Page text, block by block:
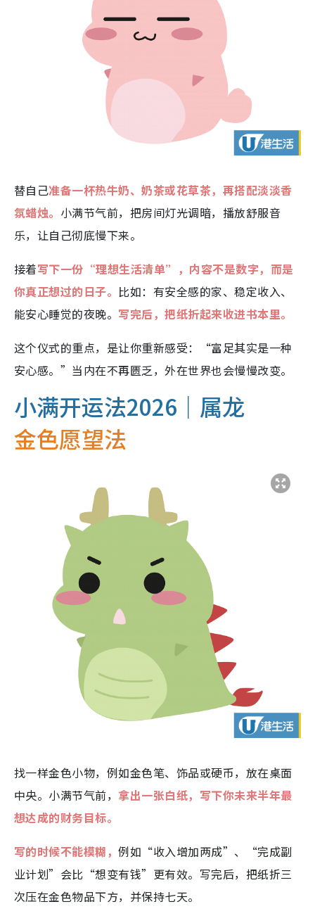
替自己准备一杯热牛奶、奶茶或花草茶，再搭配淡淡香
氛蜡烛。 小满节气前，把房间灯光调暗，播放舒服音
乐，让自己彻底慢下来。
接着写下一份“理想生活清单”，内容不是数字，而是
你真正想过的日子。 比如：有安全感的家、稳定收入、
能安心睡觉的夜晚。 写完后，把纸折起来收进书本里。
这个仪式的重点，是让你重新感受：“富足其实是一种
安心感。”当内在不再匮乏，外在世界也会慢慢改变。
小满开运法2026｜属龙
金色愿望法
找一样金色小物，例如金色笔、饰品或硬币，放在桌面
中央。小满节气前，拿出一张白纸，写下你未来半年最
想达成的财务目标。
写的时候不能模糊，例如“收入增加两成”、“完成副
业计划”会比“想变有钱”更有效。写完后，把纸折三
次压在金色物品下方，并保持七天。